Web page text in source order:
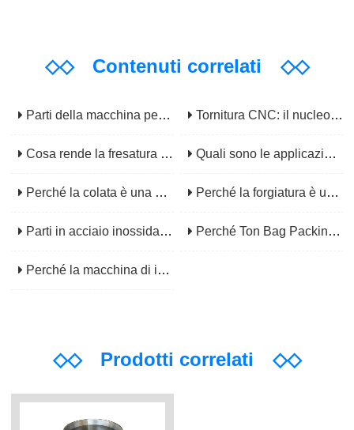
◇◇Contenuti correlati ◇◇
Parti della macchina per stampaggio a iniezione: componenti e funzioni principali Tornitura CNC: il nucleo della lavorazione rotazionale di precisione
Cosa rende la fresatura CNC indispensabile nella produzione moderna? Quali sono le applicazioni principali della macinatura CNC?
Perché la colata è una soluzione versatile per la fabbricazione di componenti complessi? Perché la forgiatura è una pietra angolare della produzione di componenti ad alta resistenza?
Parti in acciaio inossidabile: la scelta affidabile per applicazioni industriali Perché Ton Bag Packing Machine è un must-have per la movimentazione di materiali alla rinfusa?
Perché la macchina di imballaggio di fertilizzanti di miscelazione in massa è essenziale per l'agricoltura moderna?
◇◇Prodotti correlati ◇◇